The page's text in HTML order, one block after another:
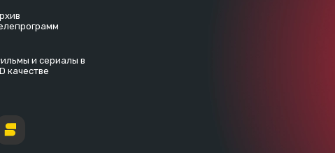
и сериалы в
качестве